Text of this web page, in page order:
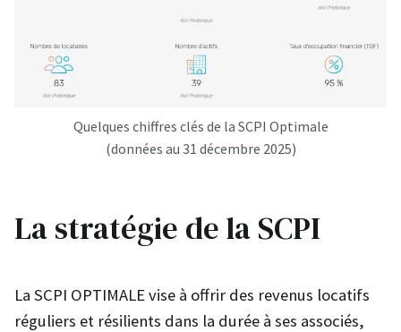
Quelques chiffres clés de la SCPI Optimale
(données au 31 décembre 2025)
La stratégie de la SCPI
La SCPI OPTIMALE vise à offrir des revenus locatifs
réguliers et résilients dans la durée à ses associés,